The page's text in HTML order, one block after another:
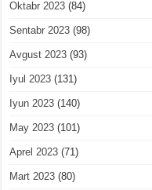
Oktabr 2023 (84)
Sentabr 2023 (98)
Avgust 2023 (93)
Iyul 2023 (131)
Iyun 2023 (140)
May 2023 (101)
Aprel 2023 (71)
Mart 2023 (80)